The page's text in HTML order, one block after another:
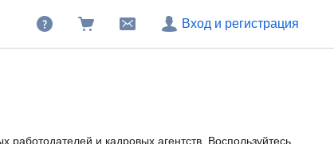
Вход и регистрация
и кадровых агентств. Воспользуйтесь